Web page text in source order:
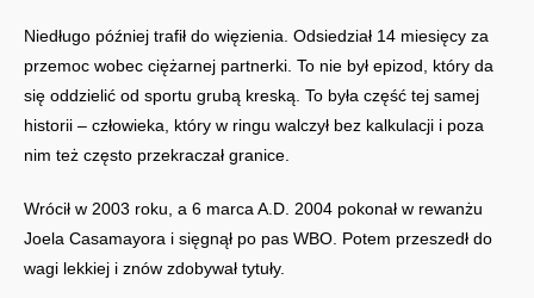
Niedługo później trafił do więzienia. Odsiedział 14 miesięcy za
przemoc wobec ciężarnej partnerki. To nie był epizod, który da
się oddzielić od sportu grubą kreską. To była część tej samej
historii – człowieka, który w ringu walczył bez kalkulacji i poza
nim też często przekraczał granice.
Wrócił w 2003 roku, a 6 marca A.D. 2004 pokonał w rewanżu
Joela Casamayora i sięgnął po pas WBO. Potem przeszedł do
wagi lekkiej i znów zdobywał tytuły.